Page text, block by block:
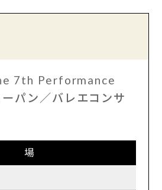
7th Performance
パン／バレエコンサ
場